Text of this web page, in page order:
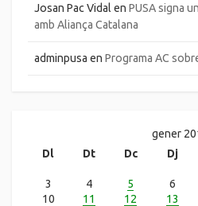
Josan Pac Vidal en PUSA signa
amb Aliança Catalana
adminpusa en Programa AC
gener
Dl
Dt Dc Dj
3
4 5 6
10
11 12 13